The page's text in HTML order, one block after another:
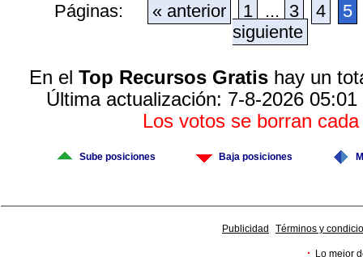
Páginas: « anterior 1 ... 3 4
5
siguiente
En el Top Recursos Gratishay un
Última actualización: 7-8-2026
Los votos se borran
Sube posiciones Baja posiciones
Publicidad Términos y
· Lo mejor